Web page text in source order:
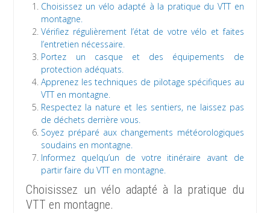
Choisissez un vélo adapté à la pratique du VTT en
montagne.
Vérifiez régulièrement l’état de votre vélo et faites
l’entretien nécessaire.
Portez un casque et des équipements de
protection adéquats.
Apprenez les techniques de pilotage spécifiques au
VTT en montagne.
Respectez la nature et les sentiers, ne laissez pas
de déchets derrière vous.
Soyez préparé aux changements météorologiques
soudains en montagne.
Informez quelqu’un de votre itinéraire avant de
partir faire du VTT en montagne.
Choisissez un vélo adapté à la pratique du
VTT en montagne.